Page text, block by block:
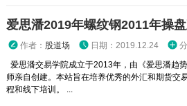
爱思潘2019年螺纹钢2011年操
作者： 股道场 日期：2019.12.24
爱思潘交易学院成立于2013年，由《爱思潘
师亲自创建。本站旨在培养优秀的外汇和期货交
程和线下培训。 ...